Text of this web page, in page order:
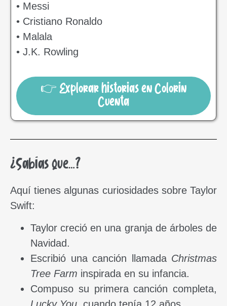
• Messi
• Cristiano Ronaldo
• Malala
• J.K. Rowling
👉 Explorar historias en Colorin
Cuenta
¿Sabías que…?
Aquí tienes algunas curiosidades sobre Taylor
Swift:
Taylor creció en una granja de árboles de
Navidad.
Escribió una canción llamada Christmas
Tree Farm inspirada en su infancia.
Compuso su primera canción completa,